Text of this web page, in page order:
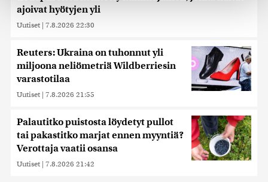
räätälöimiseen, sosiaalisen median ominaisuuksien
tukemiseen ja kävijämäärämme analysoimiseen. Lisäksi
alan kumppaneillemme tietoja siitä, miten käytät
sivustoamme. Kumppanimme voivat yhdistää näitä
tietoja muihin tietoihin, joita olet antanut heille tai joita on
kerätty, kun olet käyttänyt heidän palvelujaan. Tietoja
saatetaan myös siirtää ulkomaille.
ajoivat hyötyjen yli
Uutiset | 7.8.2026 22:30
Reuters: Ukraina on tuhonnut yli
miljoona neliömetriä Wildberriesin
varastotilaa
Uutiset | 7.8.2026 21:55
Palautitko puistosta löydetyt pullot
tai pakastitko marjat ennen myyntiä?
Verottaja vaatii osansa
Uutiset | 7.8.2026 21:42